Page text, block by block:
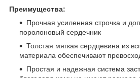
Преимущества:
Прочная усиленная строчка и
поролоновый сердечник
Толстая мягкая сердцевина из
материала обеспечивают
Простая и надежная система